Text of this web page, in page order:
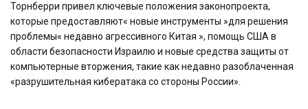
Торнберри привел ключевые положения законопроекта,
которые предоставляют« новые инструменты »для решения
проблемы« недавно агрессивного Китая », помощь США в
области безопасности Израилю и новые средства защиты от
компьютерные вторжения, такие как недавно разоблаченная
«разрушительная кибератака со стороны России».